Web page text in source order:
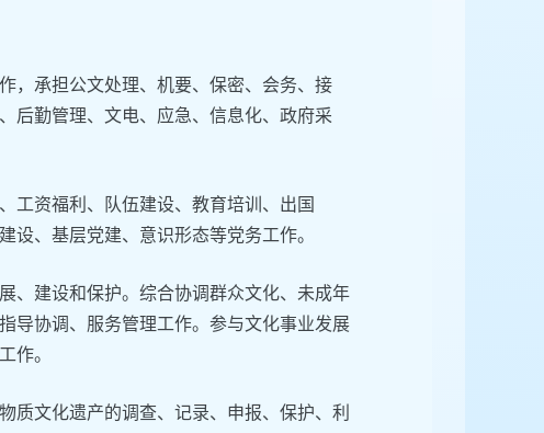
，承担公文处理、机要、保密、会务、接
后勤管理、文电、应急、信息化、政府采
工资福利、队伍建设、教育培训、出国
设、基层党建、意识形态等党务工作。
、建设和保护。综合协调群众文化、未成年
导协调、服务管理工作。参与文化事业发展
作。
质文化遗产的调查、记录、申报、保护、利